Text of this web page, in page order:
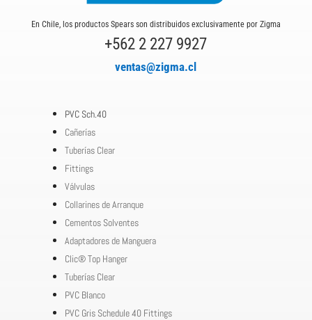
En Chile, los productos Spears son distribuidos exclusivamente por Zigma
+562 2 227 9927
ventas@zigma.cl
PVC Sch.40
Cañerías
Tuberías Clear
Fittings
Válvulas
Collarines de Arranque
Cementos Solventes
Adaptadores de Manguera
Clic® Top Hanger
Tuberías Clear
PVC Blanco
PVC Gris Schedule 40 Fittings